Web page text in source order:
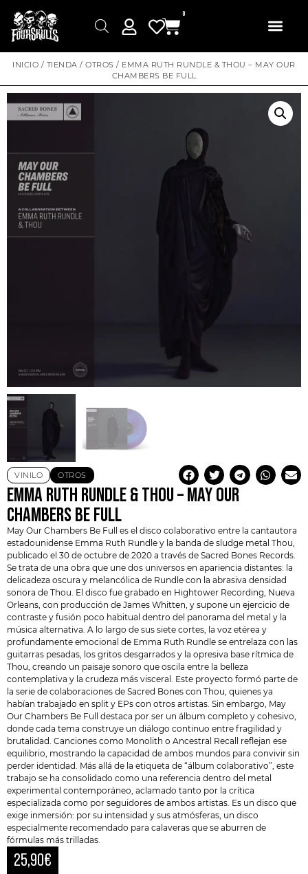
0
INICIO / TIENDA /OTROS / EMMA RUTH RUNDLE & THOU – MAY OUR
CHAMBERS BE FULL
VINILO OTROS
EMMA RUTH RUNDLE & THOU – MAY OUR
CHAMBERS BE FULL
May Our Chambers Be Full es el disco colaborativo entre la cantautora
estadounidense Emma Ruth Rundle y la banda de sludge metal Thou,
publicado el 30 de octubre de 2020 a través de Sacred Bones Records.
Se trata de una obra que une dos universos en apariencia distantes: la
delicadeza oscura y melancólica de Rundle con la abrasiva densidad
sonora de Thou. El disco fue grabado en Hightower Recording, Nueva
Orleans, con producción de James Whitten, y supone un ejercicio de
contraste y fusión poco habitual dentro del panorama del metal y la
música alternativa. A lo largo de sus siete cortes, la voz etérea y
profundamente emocional de Emma Ruth Rundle se entrelaza con las
guitarras pesadas, los gritos desgarrados y la opresiva base rítmica de
Thou, creando un paisaje sonoro que oscila entre la belleza
contemplativa y la crudeza más visceral. Este proyecto formó parte de
la serie de colaboraciones de Sacred Bones con Thou, quienes ya
habían trabajado en split y EPs con otros artistas. Sin embargo, May
Our Chambers Be Full destaca por ser un álbum completo y cohesivo,
donde cada tema construye un diálogo continuo entre fragilidad y
brutalidad. Canciones como Monolith o Ancestral Recall reflejan ese
equilibrio, mostrando la capacidad de ambos mundos para convivir sin
perder identidad. Más allá de la etiqueta de “álbum colaborativo”, este
trabajo se ha consolidado como una referencia dentro del metal
experimental contemporáneo, aclamado tanto por la crítica
especializada como por seguidores de ambos artistas. Es un disco que
exige inmersión: por su intensidad y sus atmósferas, un disco
especialmente recomendado para calaveras que se aburren de
fórmulas más trilladas.
25,90€